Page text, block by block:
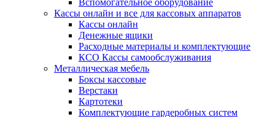
Вспомогательное оборудование
Кассы онлайн и все для кассовых аппаратов
Кассы онлайн
Денежные ящики
Расходные материалы и комплектующие
КСО Кассы самообслуживания
Металлическая мебель
Боксы кассовые
Верстаки
Картотеки
Комплектующие гардеробных систем